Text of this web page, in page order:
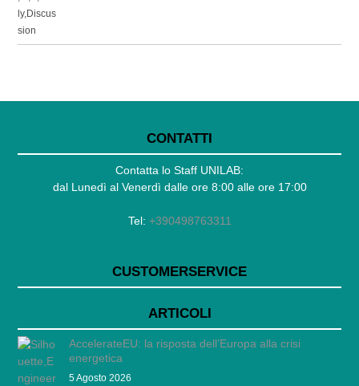
CONTATTI
Contatta lo Staff UNILAB:
dal Lunedì al Venerdì dalle ore 8:00 alle ore 17:00
Tel: +390498763311
CUSTOMERSERVICE
ARTICOLI
AccelerateEU: la risposta dell’Europa alla crisi
energetica
5 Agosto 2026